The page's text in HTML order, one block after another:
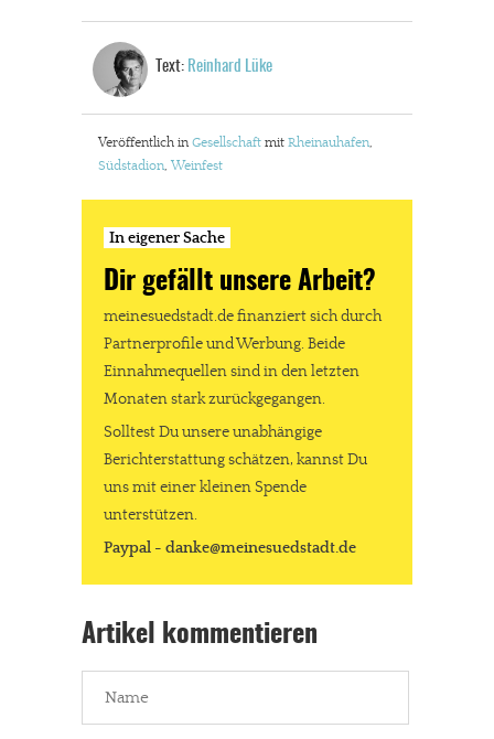
Text: Reinhard Lüke
Veröffentlich in Gesellschaft mit Rheinauhafen,
Südstadion, Weinfest
In eigener Sache
Dir gefällt unsere Arbeit?
meinesuedstadt.de finanziert sich durch
Partnerprofile und Werbung. Beide
Einnahmequellen sind in den letzten
Monaten stark zurückgegangen.
Solltest Du unsere unabhängige
Berichterstattung schätzen, kannst Du
uns mit einer kleinen Spende
unterstützen.
Paypal - danke@meinesuedstadt.de
Artikel kommentieren